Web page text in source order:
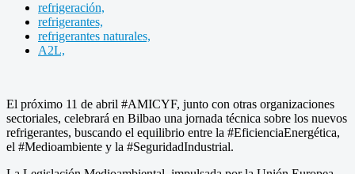
refrigeración,
refrigerantes,
refrigerantes naturales,
A2L,
El próximo 11 de abril #AMICYF, junto con otras organizaciones
sectoriales, celebrará en Bilbao una jornada técnica sobre los nuevos
refrigerantes, buscando el equilibrio entre la #EficienciaEnergética,
el #Medioambiente y la #SeguridadIndustrial.